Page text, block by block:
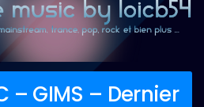
– GIMS – Dernier